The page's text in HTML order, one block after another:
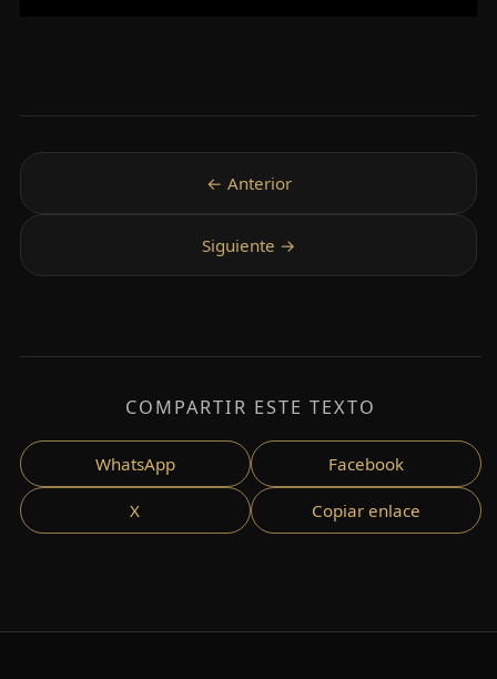
COMPARTIR ESTE TEXTO
WhatsApp Facebook
X Copiar enlace